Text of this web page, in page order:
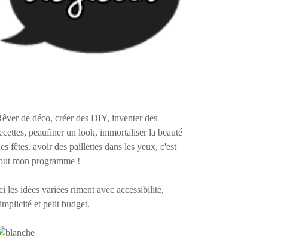
de déco, créer des DIY, inventer des
peaufiner un look, immortaliser la beauté
fêtes, avoir des paillettes dans les yeux, c'est
mon programme !
les idées variées riment avec accessibilité,
et petit budget.